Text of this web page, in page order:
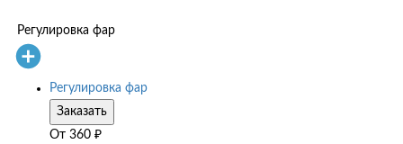
Регулировка фар
Регулировка фар
Заказать
От 360 ₽